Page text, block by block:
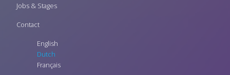
Jobs & Stages
Contact
English
Dutch
Français